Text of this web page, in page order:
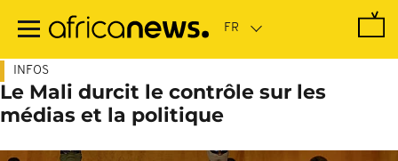
contenu
INFOS
Le Mali durcit le contrôle sur les
médias et la politique